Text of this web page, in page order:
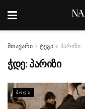
მთავარი ტეგი პარიზი
ჭდე: პარიზი
ᲛᲝᲓᲐ